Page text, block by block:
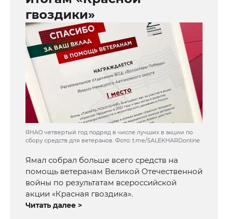
гвоздики»
ЯНАО четвертый год подряд в числе лучших в акции по
сбору средств для ветеранов. Фото: t.me/SALEKHARDonline
Ямал собрал больше всего средств на
помощь ветеранам Великой Отечественной
войны по результатам всероссийской
акции «Красная гвоздика».
Читать далее >